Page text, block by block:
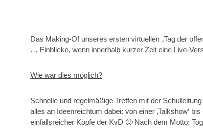
Das Making-Of unseres ersten virtuellen „Tag der
… Einblicke, wenn innerhalb kurzer Zeit eine Live-
Wie war dies möglich?
Schnelle und regelmäßige Treffen mit der
alles an Ideenreichtum dabei: von einer ‚Talkshow‘
einfallsreicher Köpfe der KvD 🙂 Nach dem Motto: